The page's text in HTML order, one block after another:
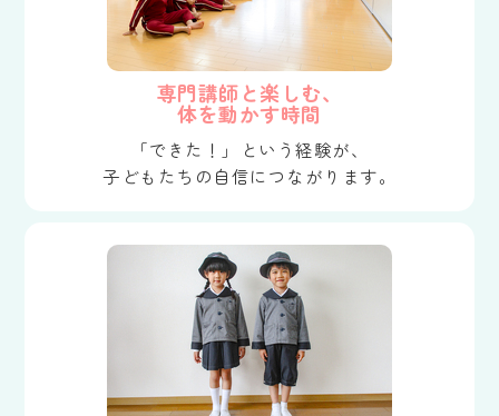
専門講師と楽しむ、
体を動かす時間
「できた！」という経験が、
子どもたちの自信につながります。